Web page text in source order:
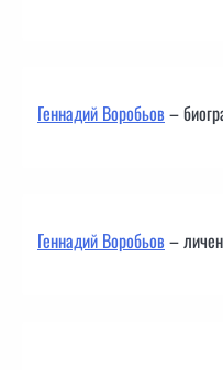
Геннадий Воробьов–
Геннадий Воробьов–